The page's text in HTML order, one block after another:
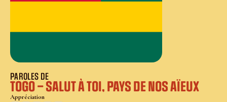
PAROLES DE
TOGO – SALUT À TOI, PAYS DE NOS AÏEUX
Appréciation